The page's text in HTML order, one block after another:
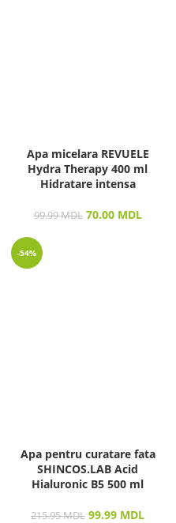
Apa micelara REVUELE
Hydra Therapy 400 ml
Hidratare intensa
99.99MDL 70.00 MDL
-54%
Apa pentru curatare fata
SHINCOS.LAB Acid
Hialuronic B5 500 ml
215.95MDL 99.99 MDL